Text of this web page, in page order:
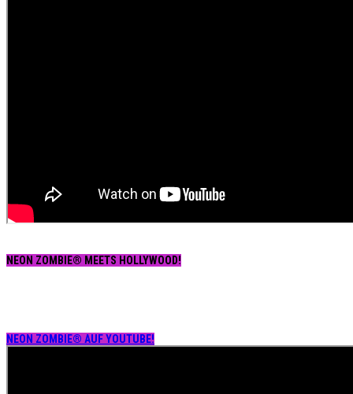
NEON ZOMBIE® MEETS HOLLYWOOD!
NEON ZOMBIE® AUF YOUTUBE!